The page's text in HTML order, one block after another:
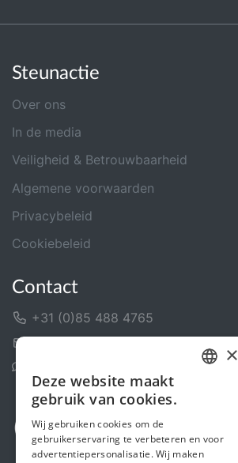
Steunactie
Over ons
In de media
Veiligheid & Betrouwbaarheid
Algemene voorwaarden
Privacybeleid
Cookiebeleid
Contact
+31 (0)85 488 4765
ENGLISH
×
Deze website maakt
gebruik van cookies.
Wij gebruiken cookies om de
gebruikerservaring te verbeteren en voor
advertentiepersonalisatie. Wij maken